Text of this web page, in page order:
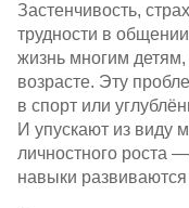
Застенчивость,
трудности в
жизнь многим
возрасте. Эту
в спорт или
И упускают из виду
личностного роста
навыки